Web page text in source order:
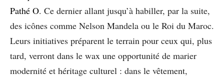
Pathé O. Ce dernier allant jusqu’à habiller, par la suite,
des icônes comme Nelson Mandela ou le Roi du Maroc.
Leurs initiatives préparent le terrain pour ceux qui, plus
tard, verront dans le wax une opportunité de marier
modernité et héritage culturel : dans le vêtement,